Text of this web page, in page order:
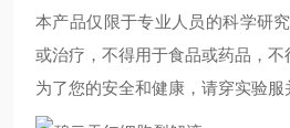
本产品仅限于专业人员的科学研
或治疗，不得用于食品或药品，不
为了您的安全和健康，请穿实验服